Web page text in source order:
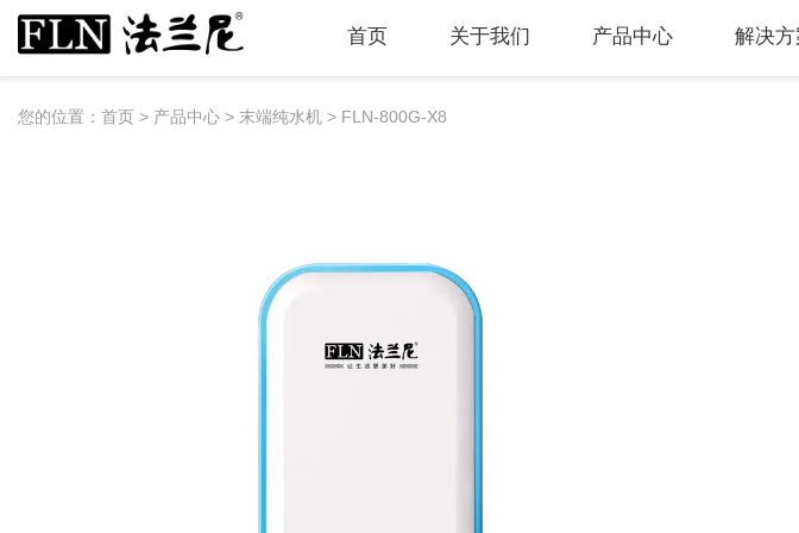
首页 关于我们 产品中心 解决方
您的位置：首页 > 产品中心 > 末端纯水机 > FLN-800G-X8